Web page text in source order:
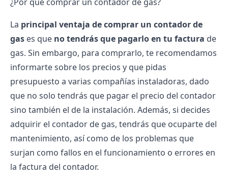
La principal ventaja de comprar un contador de
gas es que no tendrás que pagarlo en tu factura de
gas. Sin embargo, para comprarlo, te recomendamos
informarte sobre los precios y que pidas
presupuesto a varias compañías instaladoras, dado
que no solo tendrás que pagar el precio del contador
sino también el de la instalación. Además, si decides
adquirir el contador de gas, tendrás que ocuparte del
mantenimiento, así como de los problemas que
surjan como fallos en el funcionamiento o errores en
la factura del contador.